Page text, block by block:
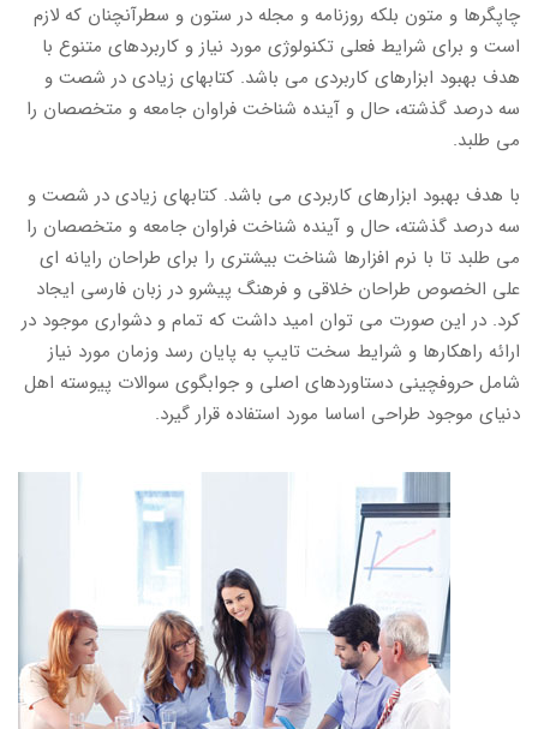
چاپگرها و متون بلکه روزنامه و مجله در ستون و سطرآنچنان که لازم
است و برای شرایط فعلی تکنولوژی مورد نیاز و کاربردهای متنوع با
هدف بهبود ابزارهای کاربردی می باشد. کتابهای زیادی در شصت و
سه درصد گذشته، حال و آینده شناخت فراوان جامعه و متخصصان را
می طلبد.
با هدف بهبود ابزارهای کاربردی می باشد. کتابهای زیادی در شصت و
سه درصد گذشته، حال و آینده شناخت فراوان جامعه و متخصصان را
می طلبد تا با نرم افزارها شناخت بیشتری را برای طراحان رایانه ای
علی الخصوص طراحان خلاقی و فرهنگ پیشرو در زبان فارسی ایجاد
کرد. در این صورت می توان امید داشت که تمام و دشواری موجود در
ارائه راهکارها و شرایط سخت تایپ به پایان رسد وزمان مورد نیاز
شامل حروفچینی دستاوردهای اصلی و جوابگوی سوالات پیوسته اهل
دنیای موجود طراحی اساسا مورد استفاده قرار گیرد.